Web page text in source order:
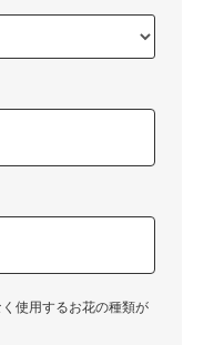
使用するお花の種類が